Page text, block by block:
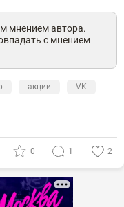
мнением автора.
с мнением
акции VK
0 1 2